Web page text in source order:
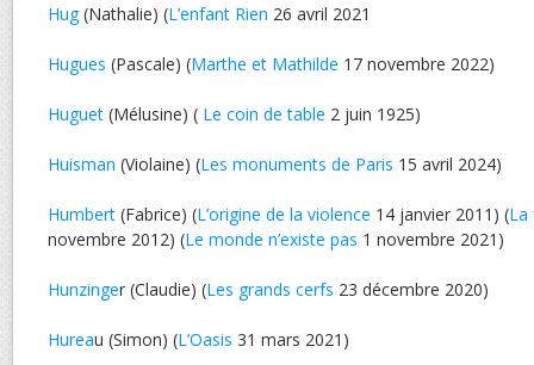
Hug(Nathalie) (L’enfant Rien 26 avril 2021
Hugues (Pascale) (Marthe et Mathilde 17 novembre 2022)
Huguet (Mélusine) ( Le coin de table 2 juin 1925)
Huisman (Violaine) (Les monuments de Paris 15 avril 2024)
Humbert (Fabrice) (L’origine de la violence 14 janvier 2011) (La
novembre 2012) (Le monde n’existe pas 1 novembre 2021)
Hunzinger (Claudie) (Les grands cerfs 23 décembre 2020)
Hureau (Simon) (L’Oasis 31 mars 2021)